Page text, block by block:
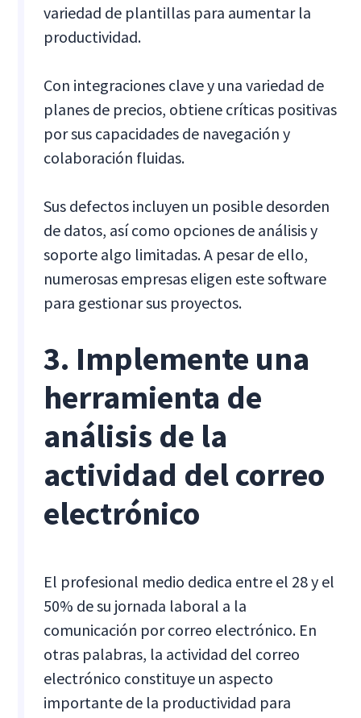
variedad de plantillas para aumentar la
productividad.
Con integraciones clave y una variedad de
planes de precios, obtiene críticas positivas
por sus capacidades de navegación y
colaboración fluidas.
Sus defectos incluyen un posible desorden
de datos, así como opciones de análisis y
soporte algo limitadas. A pesar de ello,
numerosas empresas eligen este software
para gestionar sus proyectos.
3. Implemente una
herramienta de
análisis de la
actividad del correo
electrónico
El profesional medio dedica entre el 28 y el
50% de su jornada laboral a la
comunicación por correo electrónico. En
otras palabras, la actividad del correo
electrónico constituye un aspecto
importante de la productividad para